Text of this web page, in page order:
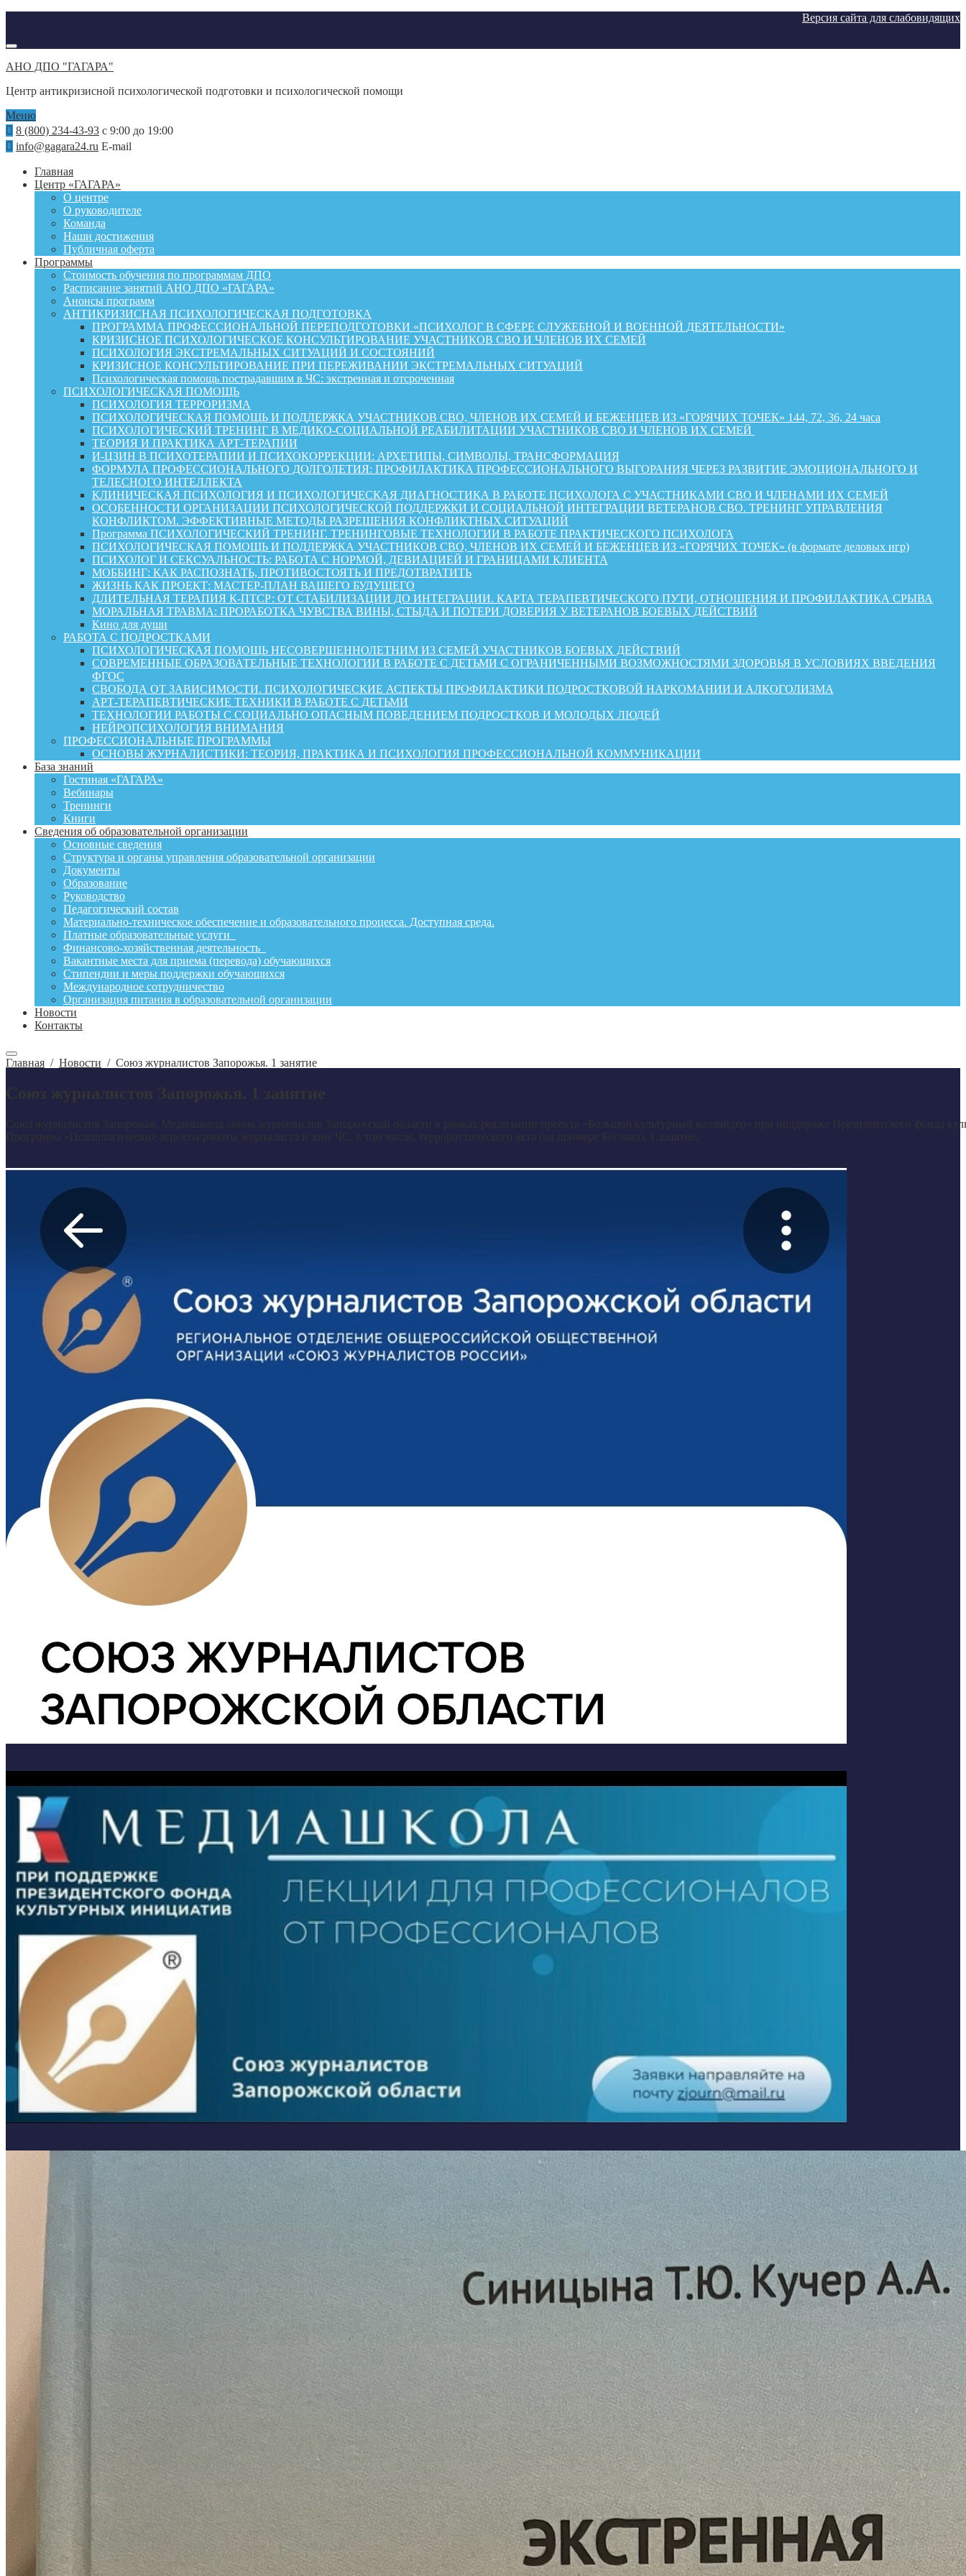
Версия сайта для слабовидящих
АНО ДПО "ГАГАРА"
Центр антикризисной психологической подготовки и психологической помощи
Меню
8 (800) 234-43-93 с 9:00 до 19:00
info@gagara24.ru E-mail
Главная
Центр «ГАГАРА»
О центре
О руководителе
Команда
Наши достижения
Публичная оферта
Программы
Стоимость обучения по программам ДПО
Расписание занятий АНО ДПО «ГАГАРА»
Анонсы программ
АНТИКРИЗИСНАЯ ПСИХОЛОГИЧЕСКАЯ ПОДГОТОВКА
ПРОГРАММА ПРОФЕССИОНАЛЬНОЙ ПЕРЕПОДГОТОВКИ «ПСИХОЛОГ В СФЕРЕ СЛУЖЕБНОЙ И ВОЕННОЙ ДЕЯТЕЛЬНОСТИ»
КРИЗИСНОЕ ПСИХОЛОГИЧЕСКОЕ КОНСУЛЬТИРОВАНИЕ УЧАСТНИКОВ СВО И ЧЛЕНОВ ИХ СЕМЕЙ
ПСИХОЛОГИЯ ЭКСТРЕМАЛЬНЫХ СИТУАЦИЙ И СОСТОЯНИЙ
КРИЗИСНОЕ КОНСУЛЬТИРОВАНИЕ ПРИ ПЕРЕЖИВАНИИ ЭКСТРЕМАЛЬНЫХ СИТУАЦИЙ
Психологическая помощь пострадавшим в ЧС: экстренная и отсроченная
ПСИХОЛОГИЧЕСКАЯ ПОМОЩЬ
ПСИХОЛОГИЯ ТЕРРОРИЗМА
ПСИХОЛОГИЧЕСКАЯ ПОМОЩЬ И ПОДДЕРЖКА УЧАСТНИКОВ СВО, ЧЛЕНОВ ИХ СЕМЕЙ И БЕЖЕНЦЕВ ИЗ «ГОРЯЧИХ ТОЧЕК» 144, 72, 36, 24 часа
ПСИХОЛОГИЧЕСКИЙ ТРЕНИНГ В МЕДИКО-СОЦИАЛЬНОЙ РЕАБИЛИТАЦИИ УЧАСТНИКОВ СВО И ЧЛЕНОВ ИХ СЕМЕЙ
ТЕОРИЯ И ПРАКТИКА АРТ-ТЕРАПИИ
И-ЦЗИН В ПСИХОТЕРАПИИ И ПСИХОКОРРЕКЦИИ: АРХЕТИПЫ, СИМВОЛЫ, ТРАНСФОРМАЦИЯ
ФОРМУЛА ПРОФЕССИОНАЛЬНОГО ДОЛГОЛЕТИЯ: ПРОФИЛАКТИКА ПРОФЕССИОНАЛЬНОГО ВЫГОРАНИЯ ЧЕРЕЗ РАЗВИТИЕ ЭМОЦИОНАЛЬНОГО И
ТЕЛЕСНОГО ИНТЕЛЛЕКТА
КЛИНИЧЕСКАЯ ПСИХОЛОГИЯ И ПСИХОЛОГИЧЕСКАЯ ДИАГНОСТИКА В РАБОТЕ ПСИХОЛОГА С УЧАСТНИКАМИ СВО И ЧЛЕНАМИ ИХ СЕМЕЙ
ОСОБЕННОСТИ ОРГАНИЗАЦИИ ПСИХОЛОГИЧЕСКОЙ ПОДДЕРЖКИ И СОЦИАЛЬНОЙ ИНТЕГРАЦИИ ВЕТЕРАНОВ СВО. ТРЕНИНГ УПРАВЛЕНИЯ
КОНФЛИКТОМ. ЭФФЕКТИВНЫЕ МЕТОДЫ РАЗРЕШЕНИЯ КОНФЛИКТНЫХ СИТУАЦИЙ
Программа ПСИХОЛОГИЧЕСКИЙ ТРЕНИНГ. ТРЕНИНГОВЫЕ ТЕХНОЛОГИИ В РАБОТЕ ПРАКТИЧЕСКОГО ПСИХОЛОГА
ПСИХОЛОГИЧЕСКАЯ ПОМОЩЬ И ПОДДЕРЖКА УЧАСТНИКОВ СВО, ЧЛЕНОВ ИХ СЕМЕЙ И БЕЖЕНЦЕВ ИЗ «ГОРЯЧИХ ТОЧЕК» (в формате деловых игр)
ПСИХОЛОГ И СЕКСУАЛЬНОСТЬ: РАБОТА С НОРМОЙ, ДЕВИАЦИЕЙ И ГРАНИЦАМИ КЛИЕНТА
МОББИНГ: КАК РАСПОЗНАТЬ, ПРОТИВОСТОЯТЬ И ПРЕДОТВРАТИТЬ
ЖИЗНЬ КАК ПРОЕКТ: МАСТЕР‑ПЛАН ВАШЕГО БУДУЩЕГО
ДЛИТЕЛЬНАЯ ТЕРАПИЯ К-ПТСР: ОТ СТАБИЛИЗАЦИИ ДО ИНТЕГРАЦИИ. КАРТА ТЕРАПЕВТИЧЕСКОГО ПУТИ, ОТНОШЕНИЯ И ПРОФИЛАКТИКА СРЫВА
МОРАЛЬНАЯ ТРАВМА: ПРОРАБОТКА ЧУВСТВА ВИНЫ, СТЫДА И ПОТЕРИ ДОВЕРИЯ У ВЕТЕРАНОВ БОЕВЫХ ДЕЙСТВИЙ
Кино для души
РАБОТА С ПОДРОСТКАМИ
ПСИХОЛОГИЧЕСКАЯ ПОМОЩЬ НЕСОВЕРШЕННОЛЕТНИМ ИЗ СЕМЕЙ УЧАСТНИКОВ БОЕВЫХ ДЕЙСТВИЙ
СОВРЕМЕННЫЕ ОБРАЗОВАТЕЛЬНЫЕ ТЕХНОЛОГИИ В РАБОТЕ С ДЕТЬМИ С ОГРАНИЧЕННЫМИ ВОЗМОЖНОСТЯМИ ЗДОРОВЬЯ В УСЛОВИЯХ ВВЕДЕНИЯ
ФГОС
СВОБОДА ОТ ЗАВИСИМОСТИ. ПСИХОЛОГИЧЕСКИЕ АСПЕКТЫ ПРОФИЛАКТИКИ ПОДРОСТКОВОЙ НАРКОМАНИИ И АЛКОГОЛИЗМА
АРТ-ТЕРАПЕВТИЧЕСКИЕ ТЕХНИКИ В РАБОТЕ С ДЕТЬМИ
ТЕХНОЛОГИИ РАБОТЫ С СОЦИАЛЬНО ОПАСНЫМ ПОВЕДЕНИЕМ ПОДРОСТКОВ И МОЛОДЫХ ЛЮДЕЙ
НЕЙРОПСИХОЛОГИЯ ВНИМАНИЯ
ПРОФЕССИОНАЛЬНЫЕ ПРОГРАММЫ
ОСНОВЫ ЖУРНАЛИСТИКИ: ТЕОРИЯ, ПРАКТИКА И ПСИХОЛОГИЯ ПРОФЕССИОНАЛЬНОЙ КОММУНИКАЦИИ
База знаний
Гостиная «ГАГАРА»
Вебинары
Тренинги
Книги
Сведения об образовательной организации
Основные сведения
Структура и органы управления образовательной организации
Документы
Образование
Руководство
Педагогический состав
Материально-техническое обеспечение и образовательного процесса. Доступная среда.
Платные образовательные услуги
Финансово-хозяйственная деятельность
Вакантные места для приема (перевода) обучающихся
Стипендии и меры поддержки обучающихся
Международное сотрудничество
Организация питания в образовательной организации
Новости
Контакты
Главная / Новости / Союз журналистов Запорожья. 1 занятие
Союз журналистов Запорожья. Медиашкола союза журналистов Запорожской области в рамках реализации проекта «Большой культурный коллайдер» при поддержке Президентского фонда